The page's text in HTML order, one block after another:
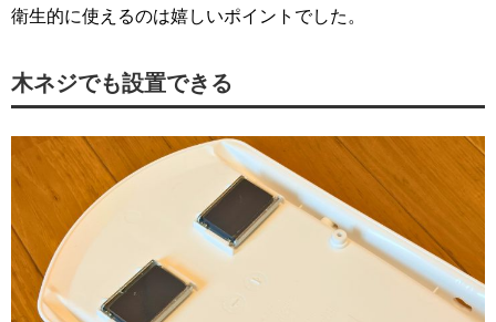
衛生的に使えるのは嬉しいポイントでした。
木ネジでも設置できる